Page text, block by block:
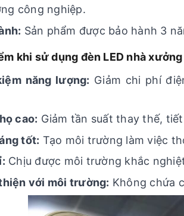
công nghiệp.
Sản phẩm được bảo hành 3
khi sử dụng đèn LED nhà
năng lượng: Giảm chi phí
cao: Giảm tần suất thay thế,
tốt: Tạo môi trường làm việc
Chịu được môi trường khắc
với môi trường: Không chứa